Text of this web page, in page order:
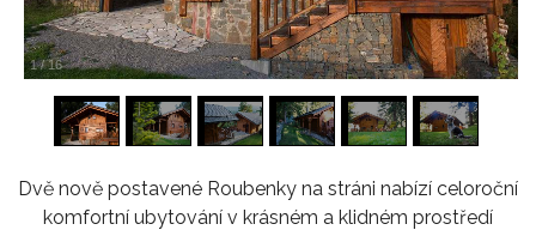
1/16
Dvě nově postavené Roubenky na stráni nabízí celoroční
komfortní ubytování v krásném a klidném prostředí